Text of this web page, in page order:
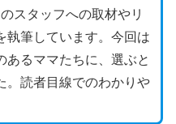
スタッフへの取材やリ
執筆しています。今回は
あるママたちに、選ぶと
。読者目線でのわかりや